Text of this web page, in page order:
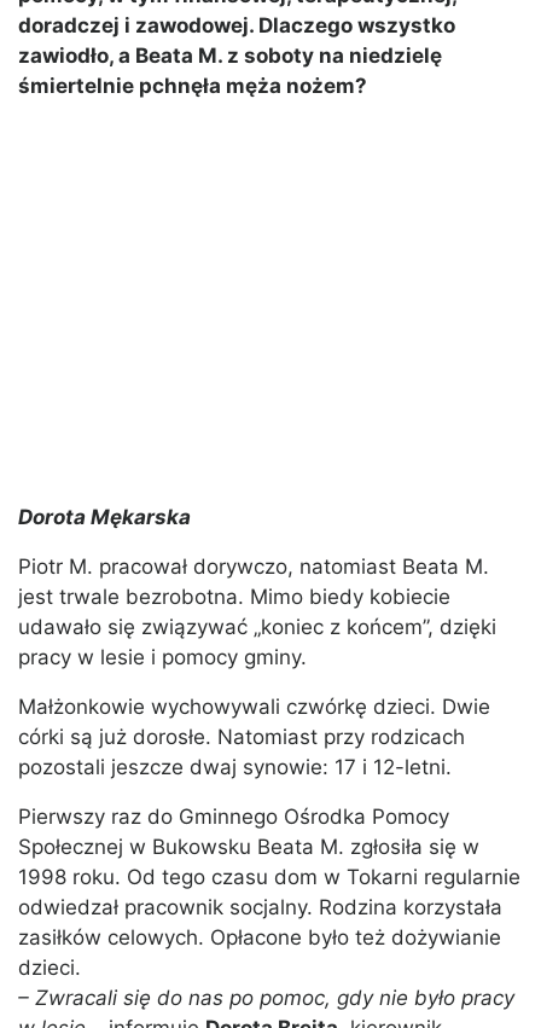
doradczej i zawodowej. Dlaczego wszystko
zawiodło, a Beata M. z soboty na niedzielę
śmiertelnie pchnęła męża nożem?
Dorota Mękarska
Piotr M. pracował dorywczo, natomiast Beata M.
jest trwale bezrobotna. Mimo biedy kobiecie
udawało się związywać „koniec z końcem”, dzięki
pracy w lesie i pomocy gminy.
Małżonkowie wychowywali czwórkę dzieci. Dwie
córki są już dorosłe. Natomiast przy rodzicach
pozostali jeszcze dwaj synowie: 17 i 12-letni.
Pierwszy raz do Gminnego Ośrodka Pomocy
Społecznej w Bukowsku Beata M. zgłosiła się w
1998 roku. Od tego czasu dom w Tokarni regularnie
odwiedzał pracownik socjalny. Rodzina korzystała
zasiłków celowych. Opłacone było też dożywianie
dzieci.
– Zwracali się do nas po pomoc, gdy nie było pracy